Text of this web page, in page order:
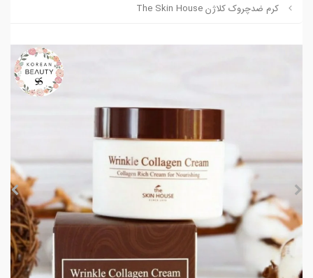
کرم ضدچروک کلاژن The Skin House